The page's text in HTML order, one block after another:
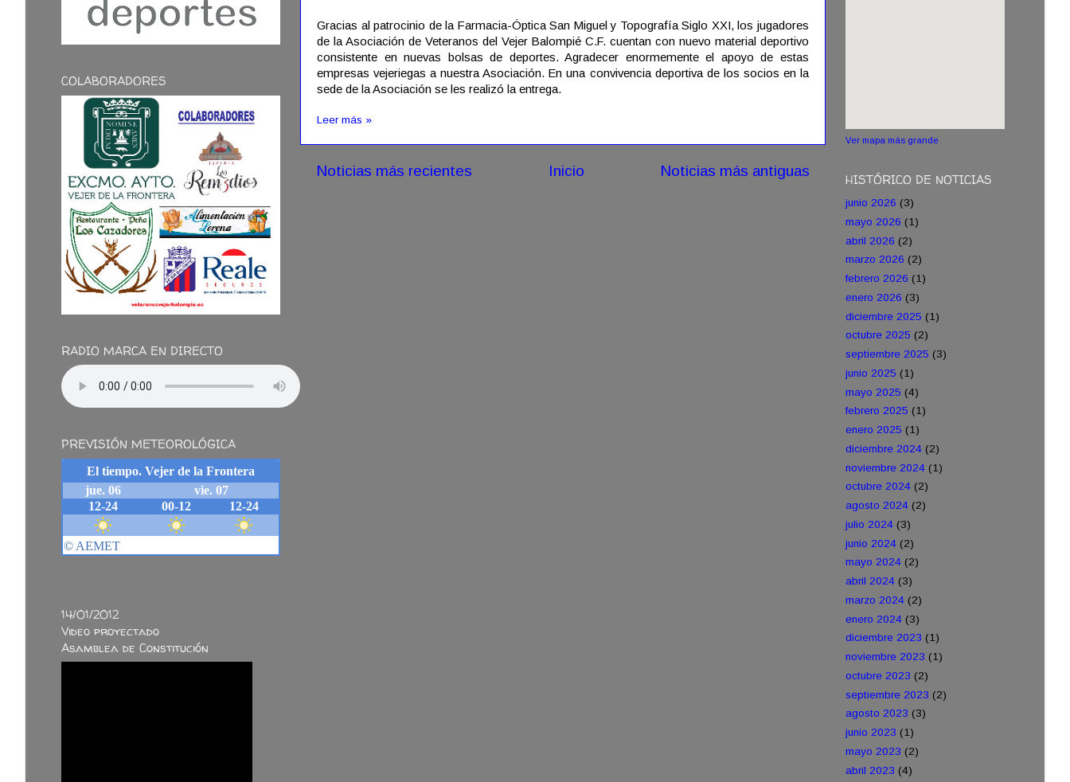
Gracias al patrocinio de la Farmacia-Óptica San Miguel y Topografía Siglo XXI, los jugadores
de la Asociación de Veteranos del Vejer Balompié C.F. cuentan con nuevo material deportivo
consistente en nuevas bolsas de deportes. Agradecer enormemente el apoyo de estas
empresas vejeriegas a nuestra Asociación. En una convivencia deportiva de los socios en la
sede de la Asociación se les realizó la entrega.
Leer más »
Noticias más recientes Noticias más antiguas
Inicio
COLABORADORES
RADIO MARCA EN DIRECTO
PREVISIÓN METEOROLÓGICA
14/01/2012
Video proyectado
Asamblea de Constitución
Ver mapa más grande
HISTÓRICO DE NOTICIAS
junio 2026 (3)
mayo 2026 (1)
abril 2026 (2)
marzo 2026 (2)
febrero 2026 (1)
enero 2026 (3)
diciembre 2025 (1)
octubre 2025 (2)
septiembre 2025 (3)
junio 2025 (1)
mayo 2025 (4)
febrero 2025 (1)
enero 2025 (1)
diciembre 2024 (2)
noviembre 2024 (1)
octubre 2024 (2)
agosto 2024 (2)
julio 2024 (3)
junio 2024 (2)
mayo 2024 (2)
abril 2024 (3)
marzo 2024 (2)
enero 2024 (3)
diciembre 2023 (1)
noviembre 2023 (1)
octubre 2023 (2)
septiembre 2023 (2)
agosto 2023 (3)
junio 2023 (1)
mayo 2023 (2)
abril 2023 (4)